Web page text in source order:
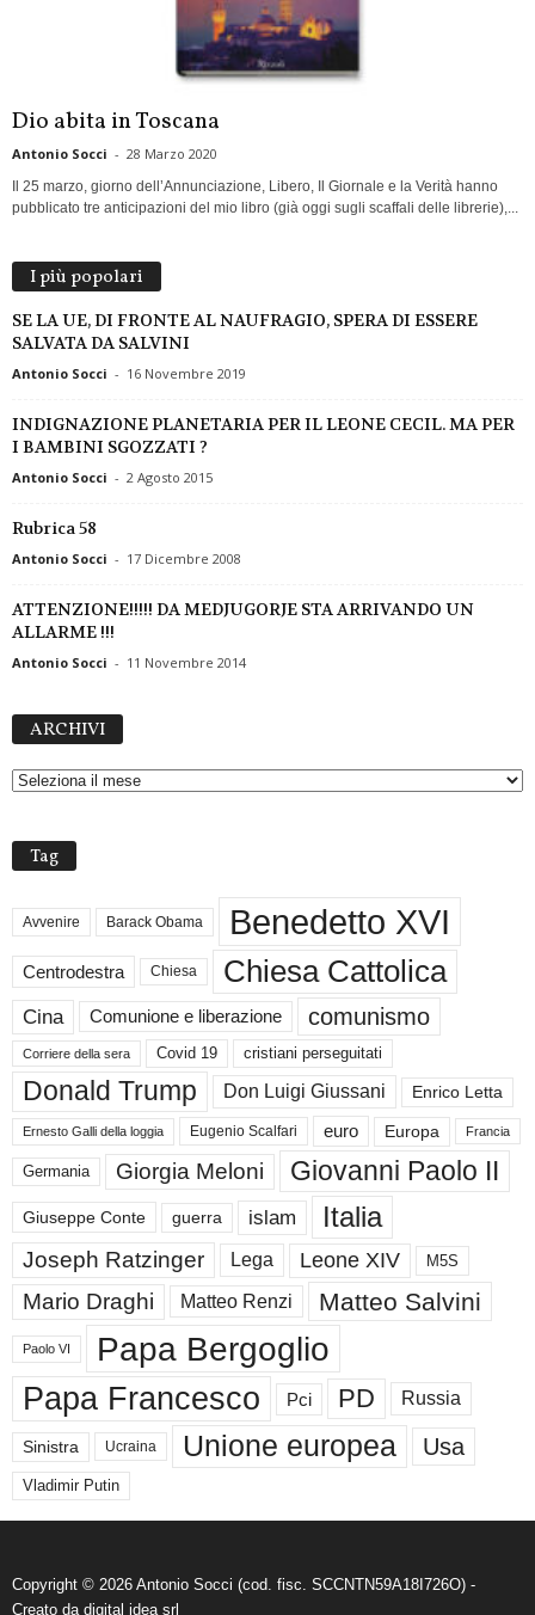
Dio abita in Toscana
Antonio Socci - 28 Marzo 2020
Il 25 marzo, giorno dell’Annunciazione, Libero, Il Giornale e la Verità hanno
pubblicato tre anticipazioni del mio libro (già oggi sugli scaffali delle librerie),...
I più popolari
SE LA UE, DI FRONTE AL NAUFRAGIO, SPERA DI ESSERE
SALVATA DA SALVINI
Antonio Socci - 16 Novembre 2019
INDIGNAZIONE PLANETARIA PER IL LEONE CECIL. MA PER
I BAMBINI SGOZZATI ?
Antonio Socci - 2 Agosto 2015
Rubrica 58
Antonio Socci - 17 Dicembre 2008
ATTENZIONE!!!!! DA MEDJUGORJE STA ARRIVANDO UN
ALLARME !!!
Antonio Socci - 11 Novembre 2014
ARCHIVI
H
Tag
Avvenire Barack Obama Benedetto XVI
Centrodestra Chiesa Chiesa Cattolica
Cina Comunione e liberazione comunismo
Corriere della sera Covid 19 cristiani perseguitati
Donald Trump Don Luigi Giussani Enrico Letta
Ernesto Galli della loggia Eugenio Scalfari euro Europa Francia
Germania Giorgia Meloni Giovanni Paolo II
Giuseppe Conte guerra islam Italia
Joseph Ratzinger Lega Leone XIV M5S
Mario Draghi Matteo Renzi Matteo Salvini
Paolo VI Papa Bergoglio
Papa Francesco Pci PD Russia
Sinistra Ucraina Unione europea Usa
Vladimir Putin
Copyright © 2026 Antonio Socci (cod. fisc. SCCNTN59A18I726O) -
Creato da digital idea srl